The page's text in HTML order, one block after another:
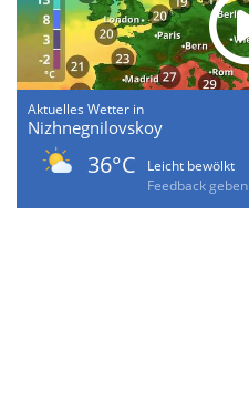
Aktuelles Wetter in
Nizhnegnilovskoy
36°C
Leicht bewölkt
Feedback geben